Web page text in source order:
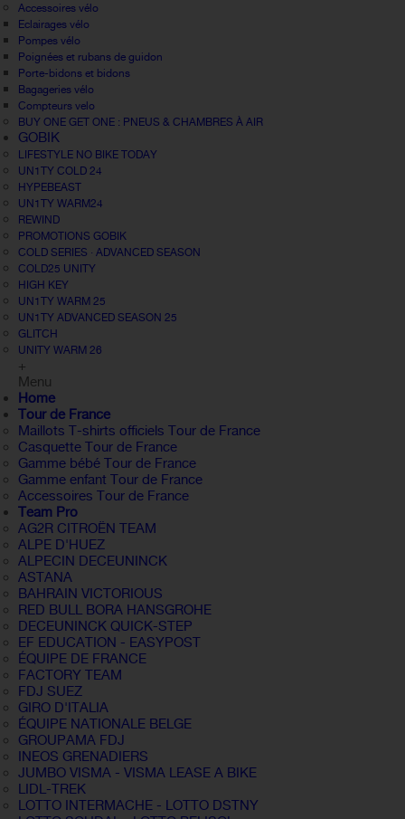
Accessoires vélo
Eclairages vélo
Pompes vélo
Poignées et rubans de guidon
Porte-bidons et bidons
Bagageries vélo
Compteurs velo
BUY ONE GET ONE : PNEUS & CHAMBRES À AIR
GOBIK
LIFESTYLE NO BIKE TODAY
UN1TY COLD 24
HYPEBEAST
UN1TY WARM24
REWIND
PROMOTIONS GOBIK
COLD SERIES · ADVANCED SEASON
COLD25 UNITY
HIGH KEY
UN1TY WARM 25
UN1TY ADVANCED SEASON 25
GLITCH
UNITY WARM 26
+
Menu
Home
Tour de France
Maillots T-shirts officiels Tour de France
Casquette Tour de France
Gamme bébé Tour de France
Gamme enfant Tour de France
Accessoires Tour de France
Team Pro
AG2R CITROËN TEAM
ALPE D'HUEZ
ALPECIN DECEUNINCK
ASTANA
BAHRAIN VICTORIOUS
RED BULL BORA HANSGROHE
DECEUNINCK QUICK-STEP
EF EDUCATION - EASYPOST
ÉQUIPE DE FRANCE
FACTORY TEAM
FDJ SUEZ
GIRO D'ITALIA
ÉQUIPE NATIONALE BELGE
GROUPAMA FDJ
INEOS GRENADIERS
JUMBO VISMA - VISMA LEASE A BIKE
LIDL-TREK
LOTTO INTERMACHE - LOTTO DSTNY